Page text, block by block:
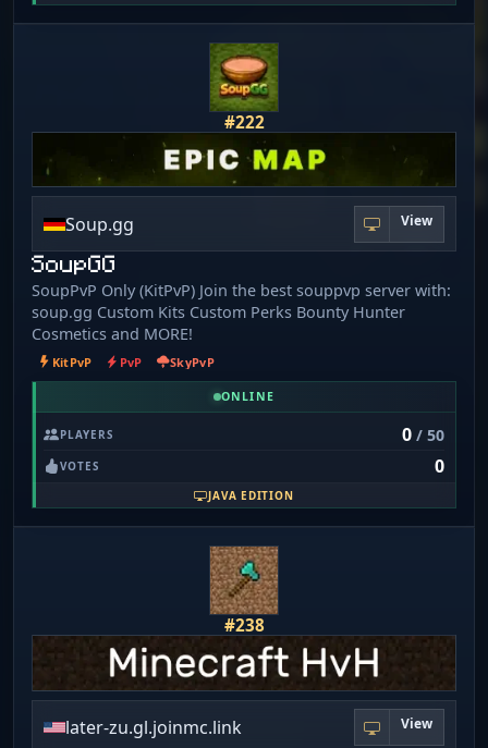
#222
Soup.gg View
SoupGG
SoupPvP Only (KitPvP) Join the best souppvp server with:
soup.gg Custom Kits Custom Perks Bounty Hunter
Cosmetics and MORE!
KitPvP PvP SkyPvP
ONLINE
PLAYERS 0/ 50
VOTES 0
JAVA EDITION
#238
later-zu.gl.joinmc.link View